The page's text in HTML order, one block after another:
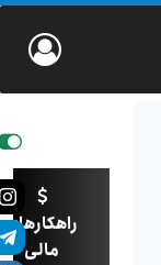
راهکارهای
مالی